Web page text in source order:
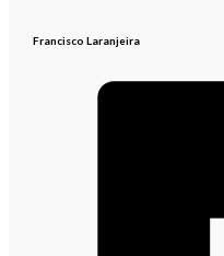
Francisco Laranjeira